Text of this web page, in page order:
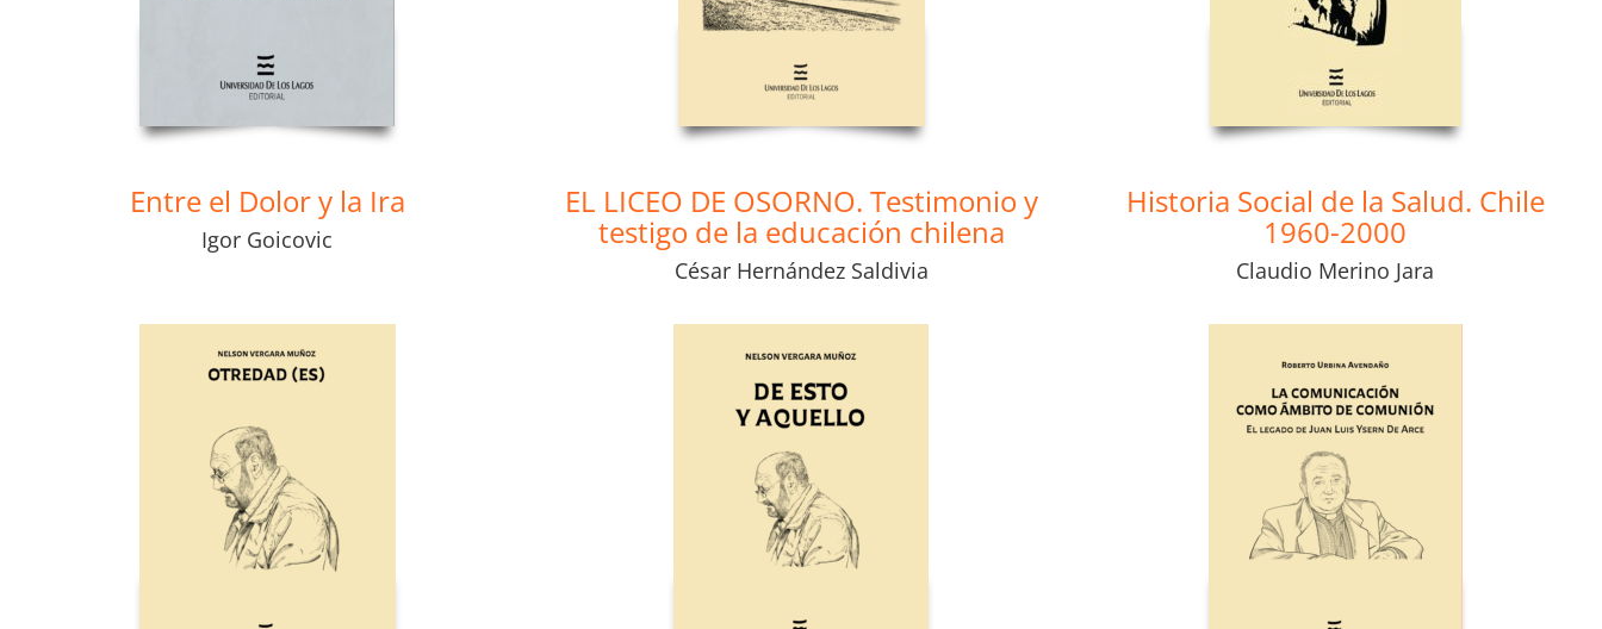
Entre el Dolor y la Ira
Igor Goicovic
EL LICEO DE OSORNO. Testimonio y
testigo de la educación chilena
César Hernández Saldivia
Historia Social de la Salud. Chile
1960-2000
Claudio Merino Jara